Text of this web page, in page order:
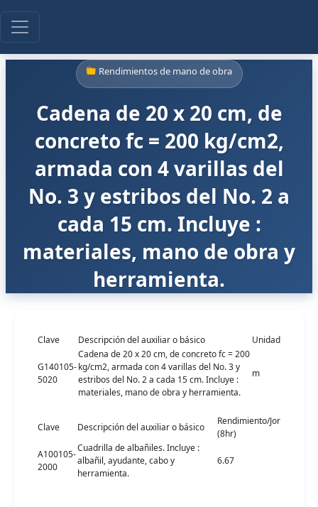
Rendimientos de mano de obra
Cadena de 20 x 20 cm, de
concreto fc = 200 kg/cm2,
armada con 4 varillas del
No. 3 y estribos del No. 2 a
cada 15 cm. Incluye :
materiales, mano de obra y
herramienta.
Clave Descripción del auxiliar o básico Unidad
G140105-
5020
Cadena de 20 x 20 cm, de concreto fc = 200
kg/cm2, armada con 4 varillas del No. 3 y
estribos del No. 2 a cada 15 cm. Incluye :
materiales, mano de obra y herramienta.
m
Clave Descripción del auxiliar o básico
Rendimiento/Jor
(8hr)
A100105-
2000
Cuadrilla de albañiles. Incluye :
albañil, ayudante, cabo y
herramienta.
6.67